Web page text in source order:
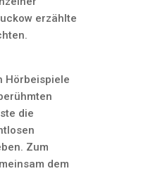
erzählte
Hörbeispiele
die
Zum
dem